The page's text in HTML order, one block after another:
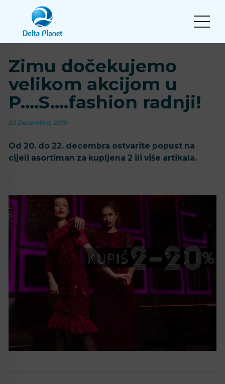
Zimu dočekujemo
velikom akcijom u
P….S….fashion radnji!
20 Decembra, 2019
Od 20. do 22. decembra ostvarite popust na
cijeli asortiman za kupljena 2 ili više artikala.
.